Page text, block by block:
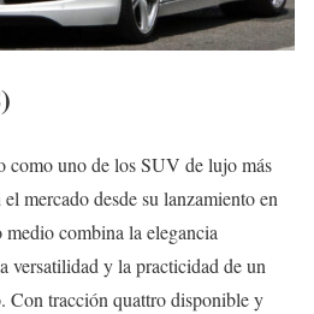
como uno de los SUV de lujo más
mercado desde su lanzamiento en
combina la elegancia
versatilidad y la practicidad de un
Con tracción quattro disponible y